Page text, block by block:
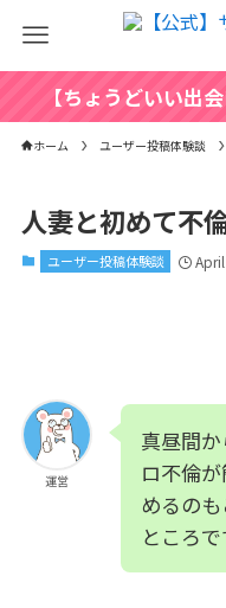
【ちょうどいい出
ホーム ユーザー投稿体験談
人妻と初めて不
ユーザー投稿体験談
運営
真昼間
ロ不倫
めるの
ところで